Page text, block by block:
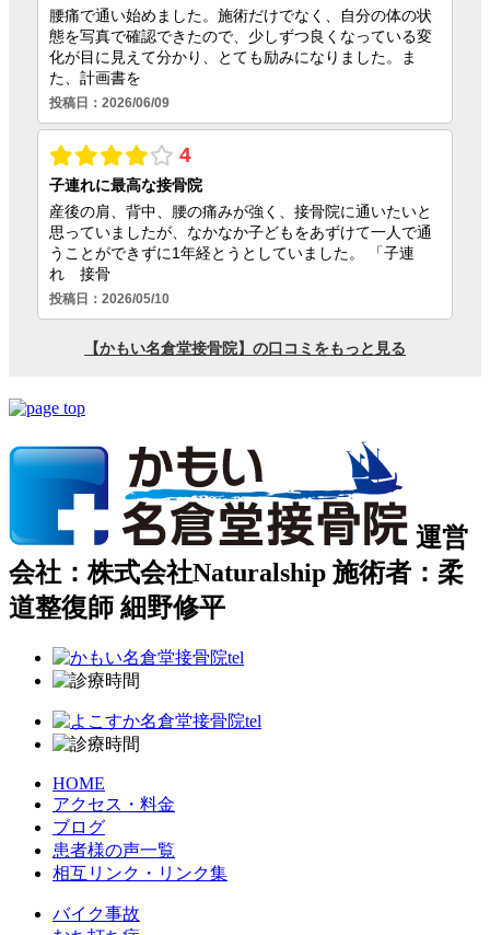
運営
会社：株式会社Naturalship 施術者：柔
道整復師 細野修平
HOME
アクセス・料金
ブログ
患者様の声一覧
相互リンク・リンク集
バイク事故